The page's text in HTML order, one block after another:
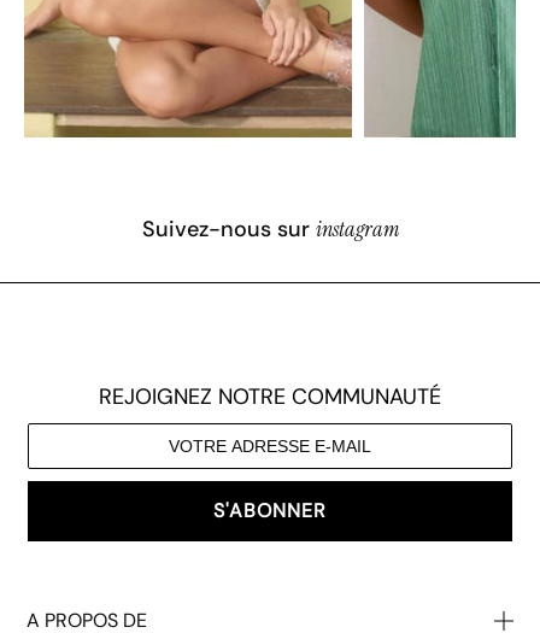
Suivez-nous sur instagram
REJOIGNEZ NOTRE COMMUNAUTÉ
S'ABONNER
A PROPOS DE